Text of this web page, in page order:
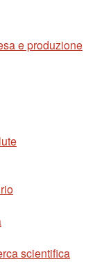
e produzione
scientifica